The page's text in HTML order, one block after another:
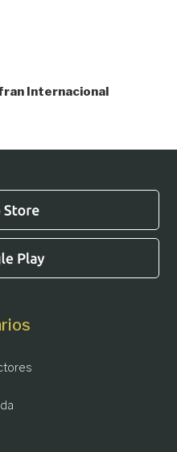
Internacional